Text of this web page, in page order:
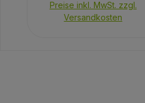
Konstruktionsprinzip
der
Preise inkl. MwSt. zzgl.
Versandkosten